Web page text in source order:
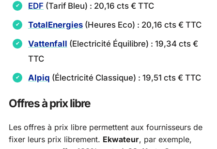
EDF (Tarif Bleu) : 20,16 cts € TTC
TotalEnergies (Heures Eco) : 20,16 cts € TTC
Vattenfall (Electricité Équilibre) : 19,34 cts €
TTC
Alpiq (Électricité Classique) : 19,51 cts € TTC
Offres à prix libre
Les offres à prix libre permettent aux fournisseurs de
fixer leurs prix librement. Ekwateur, par exemple,